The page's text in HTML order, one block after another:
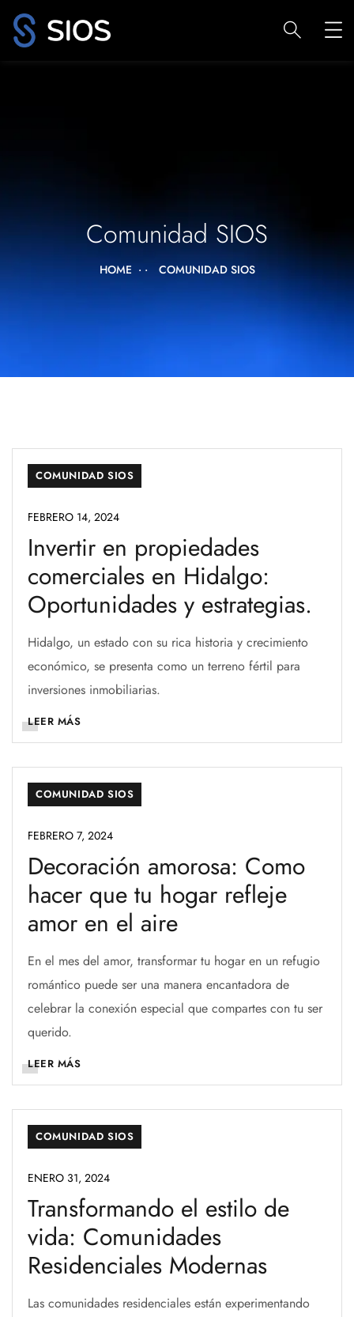
Comunidad SIOS
HOME COMUNIDAD SIOS
COMUNIDAD SIOS
FEBRERO 14, 2024
Invertir en propiedades
comerciales en Hidalgo:
Oportunidades y estrategias.
Hidalgo, un estado con su rica historia y crecimiento
económico, se presenta como un terreno fértil para
inversiones inmobiliarias.
LEER MÁS
COMUNIDAD SIOS
FEBRERO 7, 2024
Decoración amorosa: Como
hacer que tu hogar refleje
amor en el aire
En el mes del amor, transformar tu hogar en un refugio
romántico puede ser una manera encantadora de
celebrar la conexión especial que compartes con tu ser
querido.
LEER MÁS
COMUNIDAD SIOS
ENERO 31, 2024
Transformando el estilo de
vida: Comunidades
Residenciales Modernas
Las comunidades residenciales están experimentando